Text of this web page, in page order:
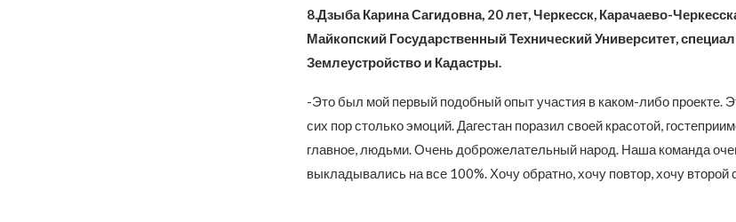
8.Дзыба Карина Сагидовна, 20 лет, Черкесск, Карачаево-
Майкопский Государственный Технический Университет,
Землеустройство и Кадастры.
-Это был мой первый подобный опыт участия в каком-либо проекте.
сих пор столько эмоций. Дагестан поразил своей красотой,
главное, людьми. Очень доброжелательный народ. Наша команда
выкладывались на все 100%. Хочу обратно, хочу повтор, хочу второй